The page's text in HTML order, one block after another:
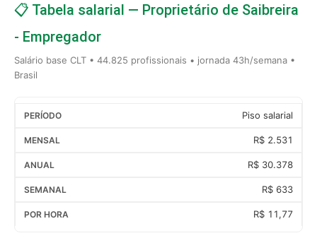
📋 Tabela salarial — Proprietário de Saibreira
- Empregador
Salário base CLT • 44.825 profissionais • jornada 43h/semana •
Brasil
Piso salarial
R$ 2.531
R$ 30.378
R$ 633
R$ 11,77